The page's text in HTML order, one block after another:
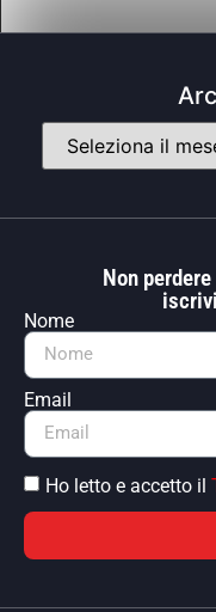
Non
Nome
Email
Ho letto e accetto il